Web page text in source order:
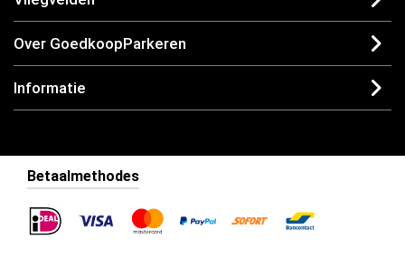
Over GoedkoopParkeren
Informatie
Betaalmethodes